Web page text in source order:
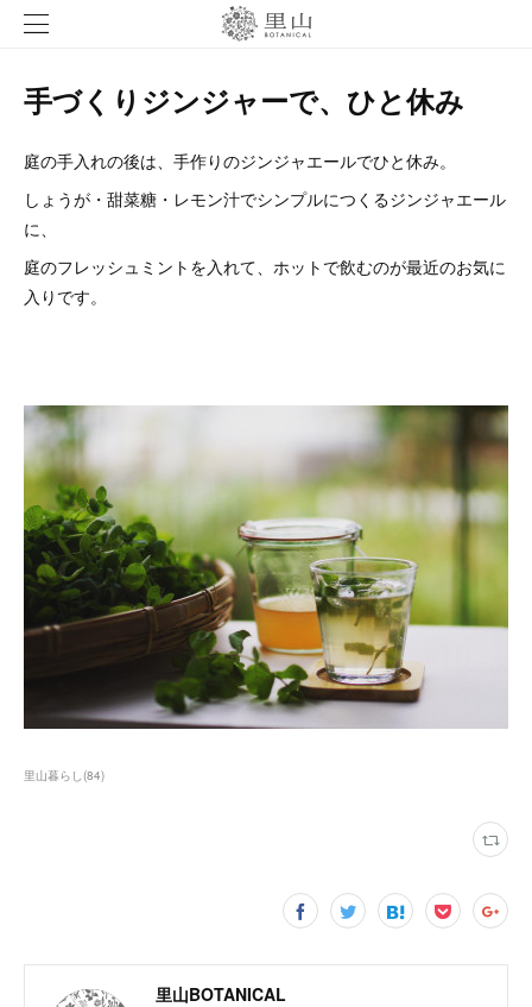
手づくりジンジャーで、ひと休み
庭の手入れの後は、手作りのジンジャエールでひと休み。
しょうが・甜菜糖・レモン汁でシンプルにつくるジンジャエール
に、
庭のフレッシュミントを入れて、ホットで飲むのが最近のお気に
入りです。
里山暮らし(84)
里山BOTANICAL